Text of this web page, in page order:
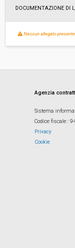
DOCUMENTAZIONE DI
Nessun allegato presente
Agenzia
Sistema
Codice fiscale :
Privacy
Cookie